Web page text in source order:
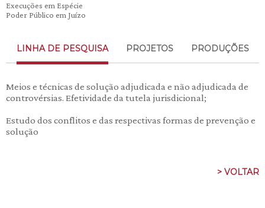
Execuções em Espécie
Poder Público em Juízo
LINHA DE PESQUISA PROJETOS PRODUÇÕES
Meios e técnicas de solução adjudicada e não adjudicada de
controvérsias. Efetividade da tutela jurisdicional;
Estudo dos conflitos e das respectivas formas de prevenção e
solução
> VOLTAR